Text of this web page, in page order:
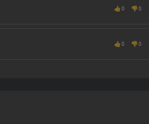
👍 0 👎 0
👍 0 👎 0